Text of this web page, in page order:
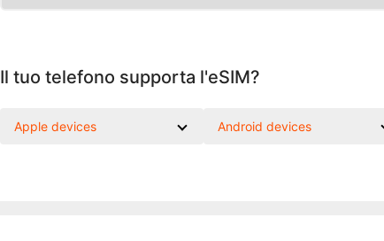
Il tuo telefono supporta l'eSIM?
Apple devices Android devices